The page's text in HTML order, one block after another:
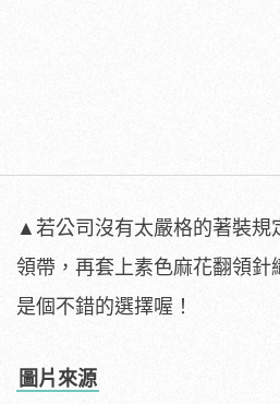
▲若公司沒有太嚴格的著裝規
領帶，再套上素色麻花翻領針
是個不錯的選擇喔！
圖片來源